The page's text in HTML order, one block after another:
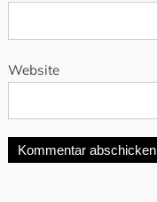
Website